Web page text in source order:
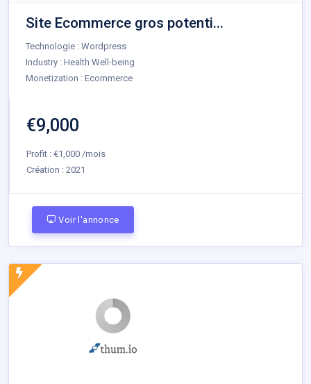
Site Ecommerce gros potenti...
Technologie : Wordpress
Industry : Health Well-being
Monetization : Ecommerce
€9,000
Profit : €1,000 /mois
Création : 2021
Voir l'annonce